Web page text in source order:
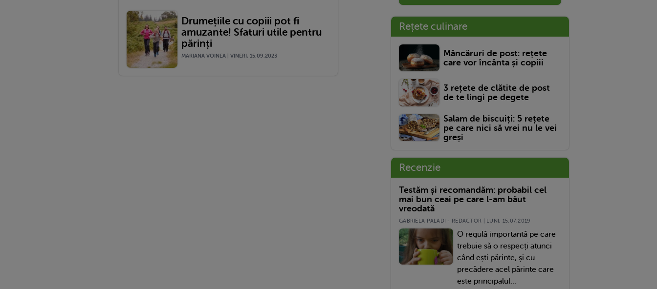
Drumețiile cu copiii pot fi
amuzante! Sfaturi utile pentru
părinți
MARIANA VOINEA | VINERI, 15.09.2023
Rețete culinare
Mâncăruri de post: rețete
care vor încânta și copiii
3 rețete de clătite de post
de te lingi pe degete
Salam de biscuiți: 5 rețete
pe care nici să vrei nu le vei
greși
Recenzie
Testăm și recomandăm: probabil cel
mai bun ceai pe care l-am băut
vreodată
GABRIELA PALADI - REDACTOR | LUNI, 15.07.2019
O regulă importantă pe care
trebuie să o respecți atunci
când ești părinte, și cu
precădere acel părinte care
este principalul...